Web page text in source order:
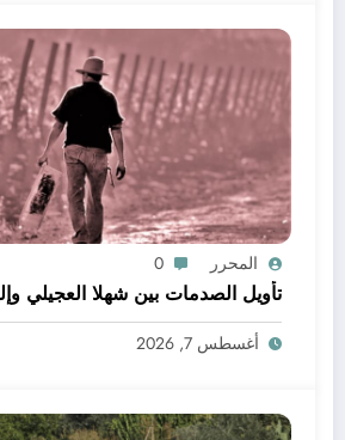
المحرر 0
تأويل الصدمات بين شهلا العجيلي
أغسطس 7, 2026